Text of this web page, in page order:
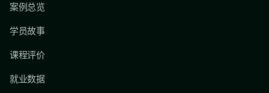
案例总览
学员故事
课程评价
就业数据